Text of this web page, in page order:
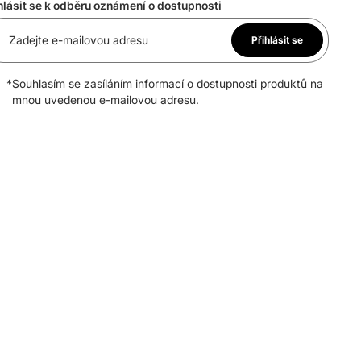
se k odběru oznámení o dostupnosti
Zadejte e-mailovou adresu Přihlásit se
*Souhlasím se zasíláním informací o dostupnosti produktů na
mnou uvedenou e-mailovou adresu.